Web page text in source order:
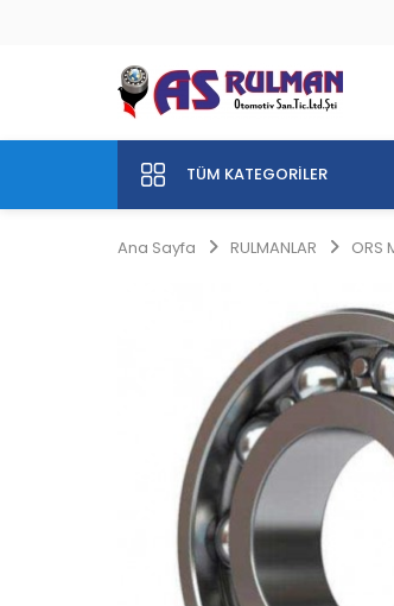
TÜM KATEGORILER
Ana Sayfa RULMANLAR ORS